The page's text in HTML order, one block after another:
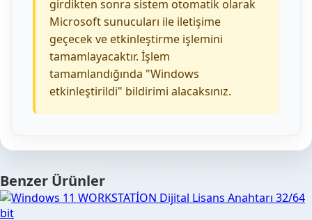
girdikten sonra sistem otomatik olarak
Microsoft sunucuları ile iletişime
geçecek ve etkinleştirme işlemini
tamamlayacaktır. İşlem
tamamlandığında "Windows
etkinleştirildi" bildirimi alacaksınız.
Benzer Ürünler